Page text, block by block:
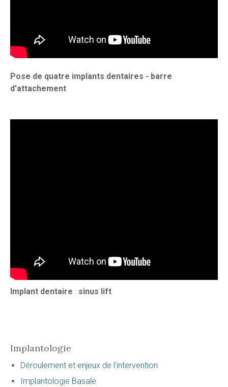
Pose de quatre implants dentaires - barre
d'attachement
Implant dentaire : sinus lift
Implantologie
Déroulement et enjeux de l'intervention
Implantologie Basale